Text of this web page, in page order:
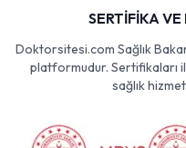
SERTİFİKA
Doktorsitesi.com Sağlık
platformudur. Sertifikaları
sağlık